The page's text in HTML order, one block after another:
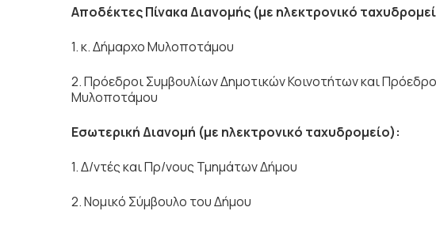
Αποδέκτες Πίνακα Διανομής (με ηλεκτρονικό
1. κ. Δήμαρχο Μυλοποτάμου
2. Πρόεδροι Συμβουλίων Δημοτικών Κοινοτήτων και
Μυλοποτάμου
Εσωτερική Διανομή (με ηλεκτρονικό ταχυδρομείο):
1. Δ/ντές και Πρ/νους Τμημάτων Δήμου
2. Νομικό Σύμβουλο του Δήμου